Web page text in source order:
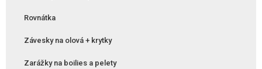
Rovnátka
Závesky na olová + krytky
Zarážky na boilies a pelety